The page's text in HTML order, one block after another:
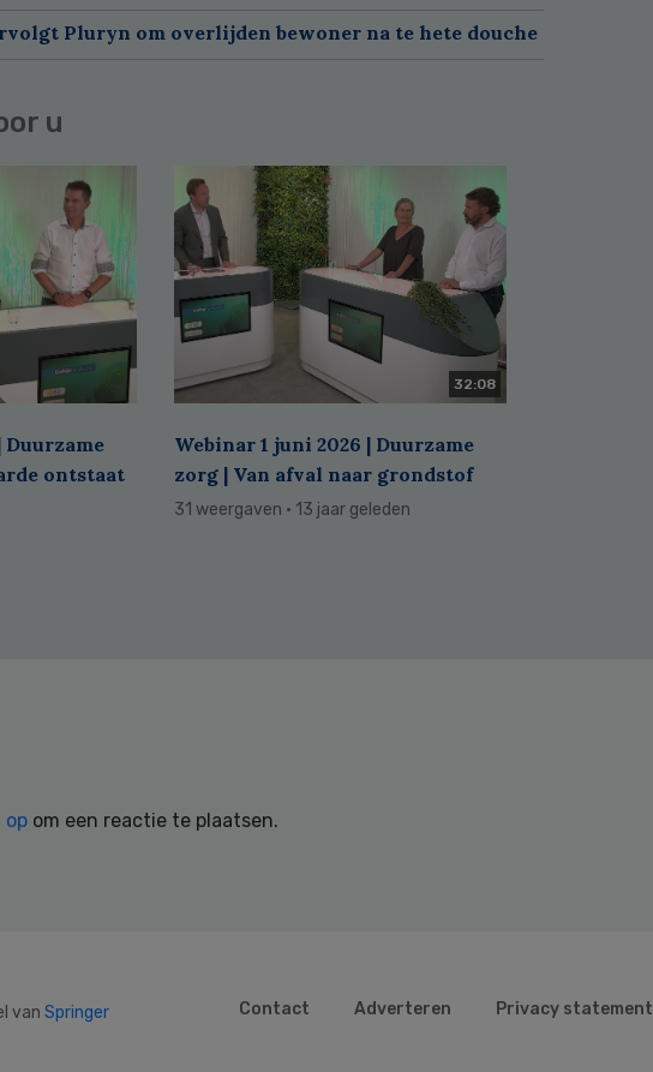
Pluryn om overlijden bewoner na te hete douche
u
Duurzame
ontstaat
32:08
Webinar 1 juni 2026 | Duurzame
zorg | Van afval naar grondstof
31 weergaven · 13 jaar geleden
op om een reactie te plaatsen.
van Springer
Contact Adverteren Privacy statement